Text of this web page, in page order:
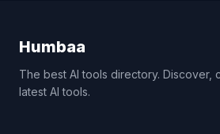
Humbaa
The best AI tools directory. Discover,
latest AI tools.